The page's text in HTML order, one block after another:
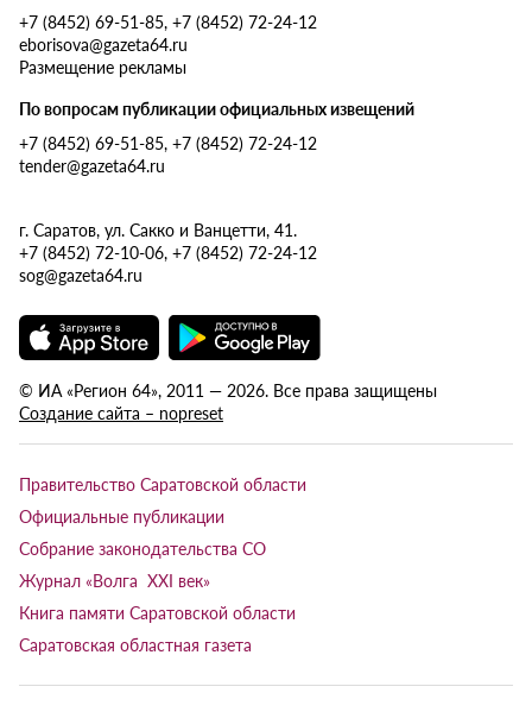
+7 (8452) 69-51-85, +7 (8452) 72-24-12
eborisova@gazeta64.ru
Размещение рекламы
По вопросам публикации официальных извещений
+7 (8452) 69-51-85, +7 (8452) 72-24-12
tender@gazeta64.ru
г. Саратов, ул. Сакко и Ванцетти, 41.
+7 (8452) 72-10-06, +7 (8452) 72-24-12
sog@gazeta64.ru
© ИА «Регион 64», 2011 — 2026. Все права защищены
Создание сайта – nopreset
Правительство Саратовской области
Официальные публикации
Собрание законодательства СО
Журнал «Волга XXI век»
Книга памяти Саратовской области
Саратовская областная газета